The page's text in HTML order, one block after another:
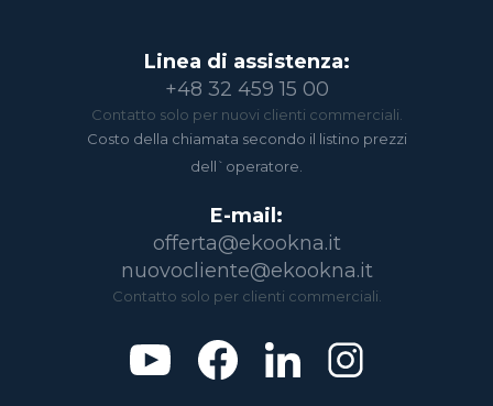
Linea di assistenza:
+48 32 459 15 00
Contatto solo per nuovi clienti commerciali.
Costo della chiamata secondo il listino prezzi
dell`operatore.
E-mail:
offerta@ekookna.it
nuovocliente@ekookna.it
Contatto solo per clienti commerciali.